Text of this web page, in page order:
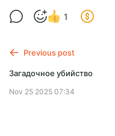
Криминальные
обретением чемодана,
1
Previous post
Загадочное убийство
Nov 25 2025 07:34